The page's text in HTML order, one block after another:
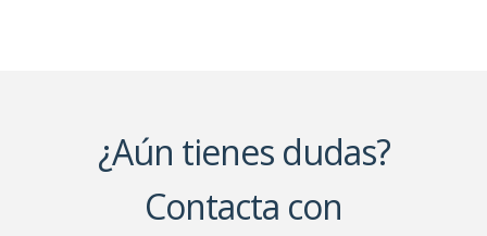
¿Aún tienes dudas?
Contacta con